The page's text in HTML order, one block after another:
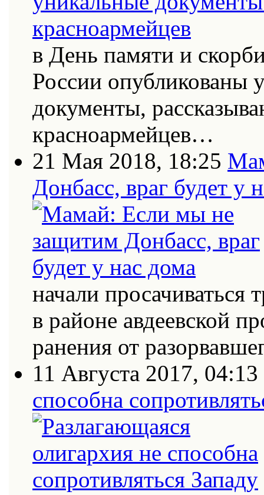
в День памяти и
России опубликованы
документы,
красноармейцев…
21 Мая 2018, 18:25
Донбасс, враг будет у
начали
в районе авдеевской
ранения от
11 Августа 2017, 04:13
способна